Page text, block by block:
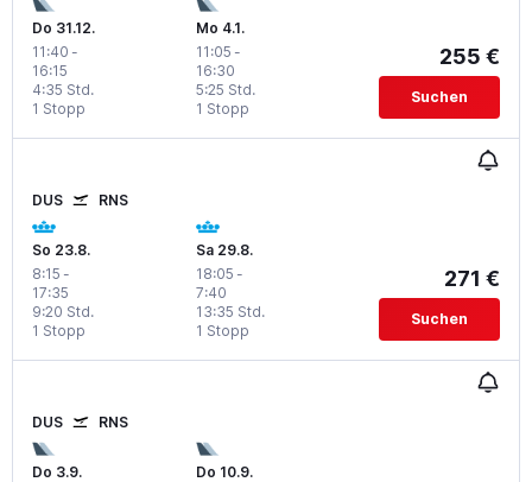
Do 31.12.
11:40 -
16:15
1 Stopp
4:35 Std.
Mo 4.1.
11:05 -
16:30
1 Stopp
5:25 Std.
255 €
Suchen
DUS RNS
So 23.8.
8:15 -
17:35
1 Stopp
9:20 Std.
Sa 29.8.
18:05 -
7:40
1 Stopp
13:35 Std.
271 €
Suchen
DUS RNS
Do 3.9.
Do 10.9.